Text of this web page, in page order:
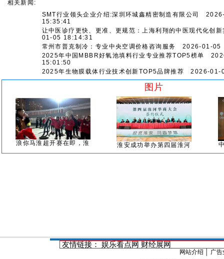
相关新闻:
SMT行业领头企业介绍:深圳环城鑫精密制造有限公司
15:35:41
让中医诊疗更快、更准、更规范：上海利翔的中医现代化创新
01-05 18:14:31
常州市普克制冷：专业中央空调价格咨询服务
2026-01-05
2025年中国MBBR好氧池填料行业专业推荐TOP5榜单
15:01:50
2025年生物膜载体行业技术创新TOP5品牌推荐 2026-01-
图片
浪你马淮超开赛在即，淮 淮安成功举办第四届淮河
友情链接： 娱乐看点网 财经展网
网站介绍
广告